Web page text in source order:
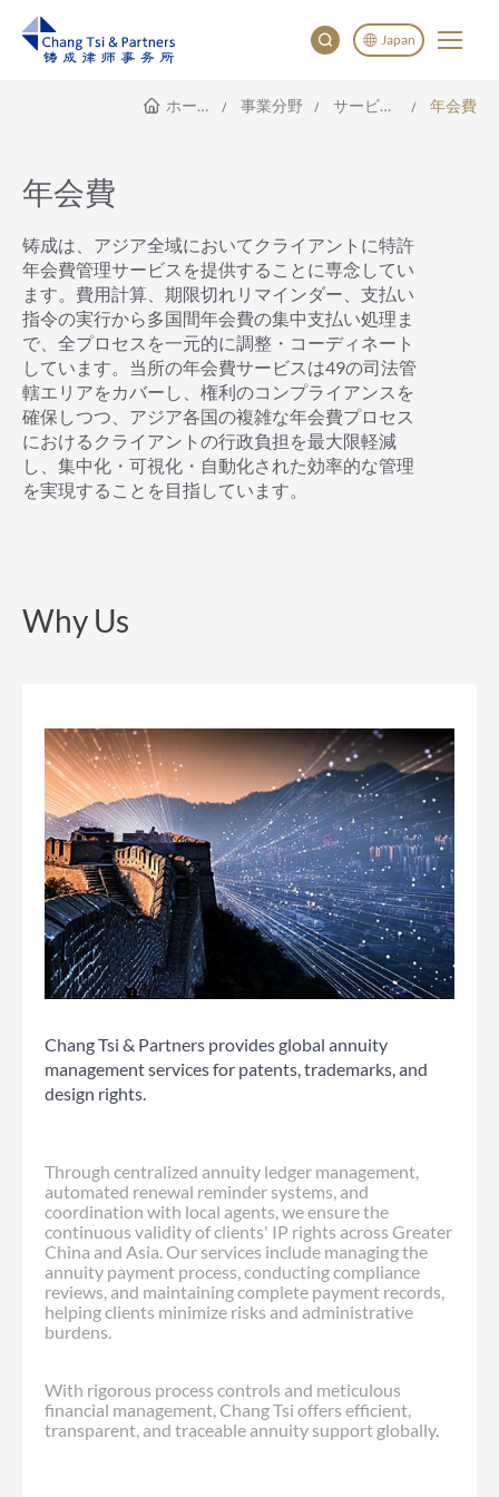
Japan
English
Deutsch
ホームページ 事業分野 サービス範囲 年会費
年会費
铸成は、アジア全域においてクライアントに特許
年会費管理サービスを提供することに専念してい
ます。費用計算、期限切れリマインダー、支払い
指令の実行から多国間年会費の集中支払い処理ま
で、全プロセスを一元的に調整・コーディネート
しています。当所の年会費サービスは49の司法管
轄エリアをカバーし、権利のコンプライアンスを
確保しつつ、アジア各国の複雑な年会費プロセス
におけるクライアントの行政負担を最大限軽減
し、集中化・可視化・自動化された効率的な管理
を実現することを目指しています。
Why Us
Chang Tsi & Partners provides global annuity
management services for patents, trademarks, and
design rights.
Through centralized annuity ledger management,
automated renewal reminder systems, and
coordination with local agents, we ensure the
continuous validity of clients' IP rights across Greater
China and Asia. Our services include managing the
annuity payment process, conducting compliance
reviews, and maintaining complete payment records,
helping clients minimize risks and administrative
burdens.
With rigorous process controls and meticulous
financial management, Chang Tsi offers efficient,
transparent, and traceable annuity support globally.